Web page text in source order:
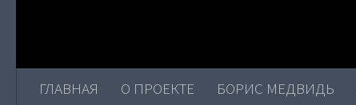
ГЛАВНАЯ О ПРОЕКТЕ БОРИС МЕДВИДЬ